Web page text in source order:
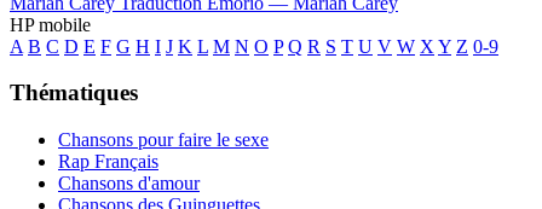
HP mobile
A B C D E F G H I J K L M N O P Q R S T U V W X Y Z 0-9
Thématiques
Chansons pour faire le sexe
Rap Français
Chansons d'amour
Chansons des Guinguettes